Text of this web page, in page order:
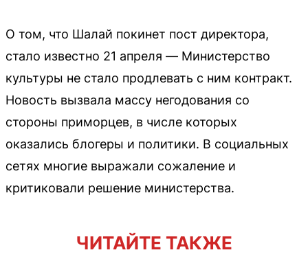
О том, что Шалай покинет пост директора,
стало известно 21 апреля — Министерство
культуры не стало продлевать с ним контракт.
Новость вызвала массу негодования со
стороны приморцев, в числе которых
оказались блогеры и политики. В социальных
сетях многие выражали сожаление и
критиковали решение министерства.
ЧИТАЙТЕ ТАКЖЕ